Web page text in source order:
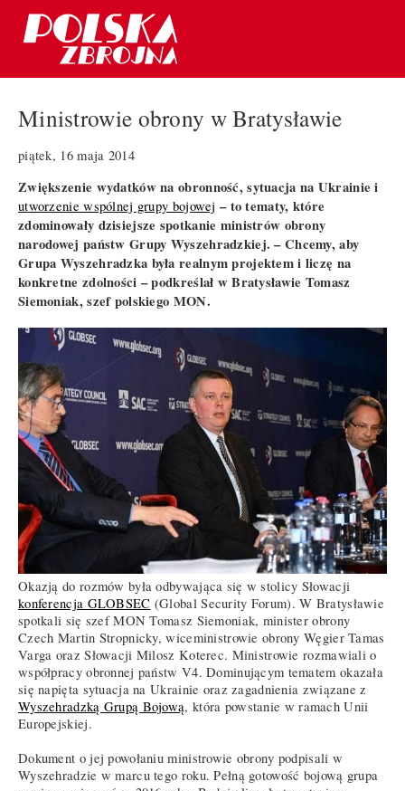
Ministrowie obrony w Bratysławie
piątek, 16 maja 2014
Zwiększenie wydatków na obronność, sytuacja na Ukrainie i
utworzenie wspólnej grupy bojowej – to tematy, które
zdominowały dzisiejsze spotkanie ministrów obrony
narodowej państw Grupy Wyszehradzkiej. – Chcemy, aby
Grupa Wyszehradzka była realnym projektem i liczę na
konkretne zdolności – podkreślał w Bratysławie Tomasz
Siemoniak, szef polskiego MON.
Okazją do rozmów była odbywająca się w stolicy Słowacji
konferencja GLOBSEC (Global Security Forum). W Bratysławie
spotkali się szef MON Tomasz Siemoniak, minister obrony
Czech Martin Stropnicky, wiceministrowie obrony Węgier Tamas
Varga oraz Słowacji Milosz Koterec. Ministrowie rozmawiali o
współpracy obronnej państw V4. Dominującym tematem okazała
się napięta sytuacja na Ukrainie oraz zagadnienia związane z
Wyszehradzką Grupą Bojową, która powstanie w ramach Unii
Europejskiej.
Dokument o jej powołaniu ministrowie obrony podpisali w
Wyszehradzie w marcu tego roku. Pełną gotowość bojową grupa